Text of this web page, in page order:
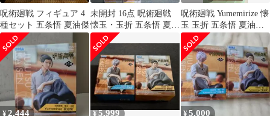
呪術廻戦 フィギュア 4
種セット 五条悟 夏油傑
未開封 16点 呪術廻戦
懐玉・玉折 五条悟 夏油
傑 フィギュア まとめ売
り
呪術廻戦 Yumemirize 懐
玉 玉折 五条悟 夏油傑
フィギュア 2点
¥2,444 ¥5,999 ¥5,000